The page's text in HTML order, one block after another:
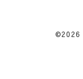
©2026